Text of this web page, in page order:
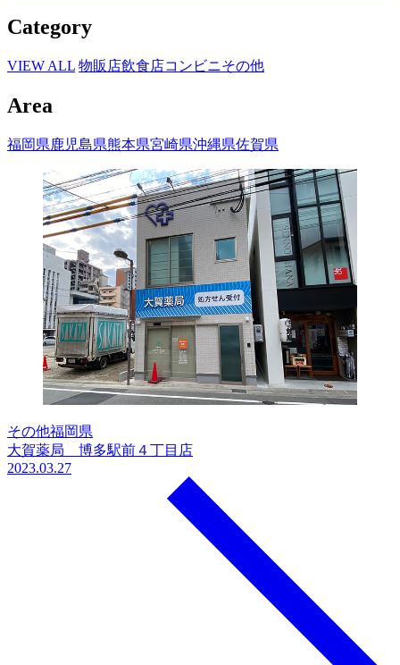
Category
VIEW ALL 物販店飲食店コンビニその他
Area
福岡県鹿児島県熊本県宮崎県沖縄県佐賀県
その他福岡県
大賀薬局 博多駅前４丁目店
2023.03.27